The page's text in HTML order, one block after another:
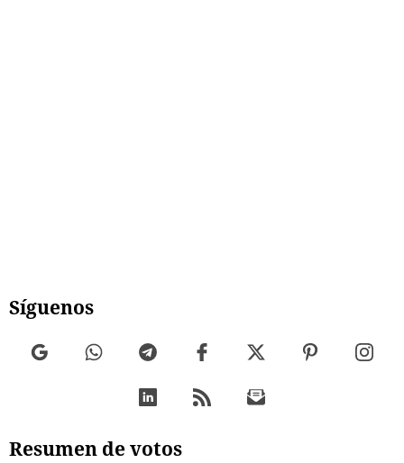
Síguenos
Resumen de votos